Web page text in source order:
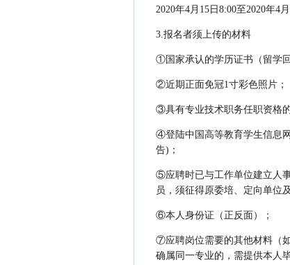
2020年4月15日8:00至2020年4
3.报名者须上传的材料
①国家承认的学历证书（留学
②近期正面免冠1寸彩色照片；
③具有专业技术职务任职资格
④登陆中国高等教育学生信息
告)；
⑤应聘时已与工作单位建立人
员，须征得原委培、定向单位
⑥本人身份证（正反面）；
⑦应聘岗位需要的其他材料（
确属同一专业的，需提供本人